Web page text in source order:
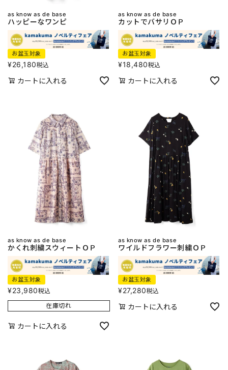
as know as de base
ハッピーなワンピ
お盆玉対象
¥26,180税込
カートに入れる
as know as de base
カットでバサリＯＰ
お盆玉対象
¥18,480税込
カートに入れる
as know as de base
かくれ刺繍スウィートＯＰ
お盆玉対象
¥23,980税込
在庫切れ
カートに入れる
as know as de base
ワイルドフラワー刺繍ＯＰ
お盆玉対象
¥27,280税込
カートに入れる